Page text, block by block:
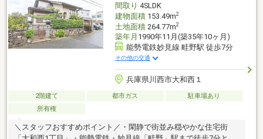
間取り 4SLDK
建物面積153.49m2
土地面積264.77m2
築年月 1990年11月(築35年10ヶ月)
能勢電鉄妙見線 畦野駅 徒歩7分
その他の交通
兵庫県川西市大和西１
2階建て 都市ガス
駐車場あり
所有権
＼スタッフおすすめポイント／・閑静で街並み穏やかな住宅街